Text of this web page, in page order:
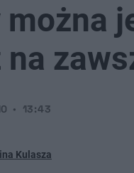
można
na
Kulasza
13:43